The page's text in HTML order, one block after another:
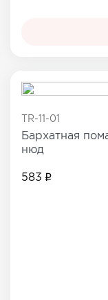
TR-11-01
Бархатная
нюд
583